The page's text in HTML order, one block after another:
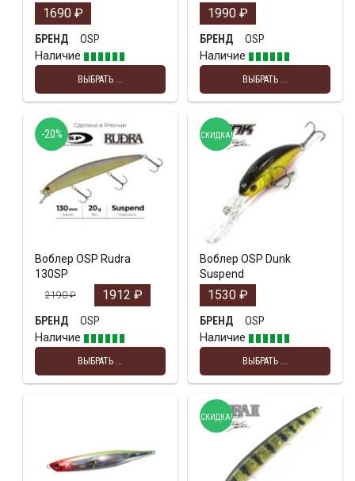
1690 ₽
БРЕНД
OSP
Наличие
ВЫБРАТЬ ...
1990 ₽
БРЕНД
OSP
Наличие
ВЫБРАТЬ ...
Воблер OSP Rudra
130SP
2190₽ 1912 ₽
БРЕНД
OSP
Наличие
ВЫБРАТЬ ...
-20%
Воблер OSP Dunk
Suspend
1530 ₽
БРЕНД
OSP
Наличие
ВЫБРАТЬ ...
СКИДКА!
СКИДКА!